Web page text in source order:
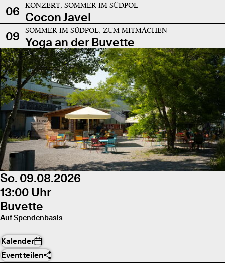
06 KONZERT, SOMMER IM SÜDPOL
Cocon Javel
09
SOMMER IM SÜDPOL, ZUM MITMACHEN
Yoga an der Buvette
So. 09.08.2026
13:00 Uhr
Buvette
Auf Spendenbasis
Kalender
Event teilen